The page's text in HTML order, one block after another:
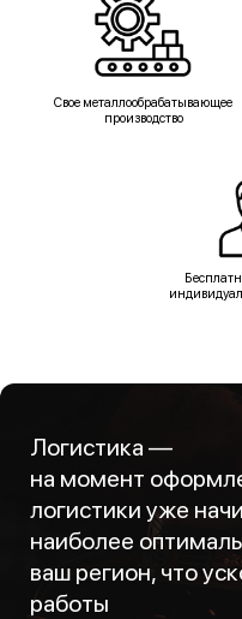
Свое металлообрабатывающее
производство
Логистика —
на момент
логистики уже
наиболее
ваш регион, что
работы